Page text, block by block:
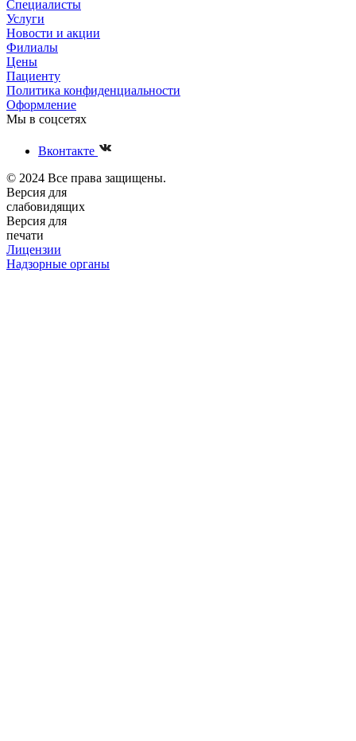
Специалисты
Услуги
Новости и акции
Филиалы
Цены
Пациенту
Политика конфиденциальности
Оформление
Мы в соцсетях
Вконтакте
© 2024 Все права защищены.
Версия для
слабовидящих
Версия для
печати
Лицензии
Надзорные органы